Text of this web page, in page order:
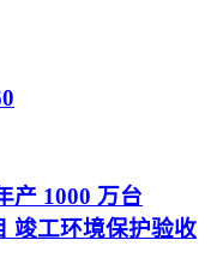
产 1000 万台
竣工环境保护验收